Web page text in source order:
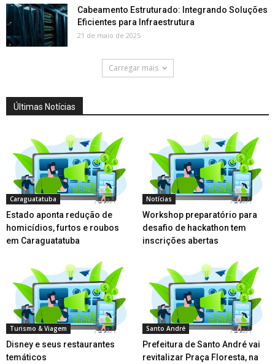
Cabeamento Estruturado: Integrando Soluções
Eficientes para Infraestrutura
21 de maio de 2025
Carregar mais
Últimas Notícias
Caraguatatuba
Estado aponta redução de
homicídios, furtos e roubos
em Caraguatatuba
Notícias
Workshop preparatório para
desafio de hackathon tem
inscrições abertas
Turismo & Viagem
Disney e seus restaurantes
temáticos
Santo André
Prefeitura de Santo André vai
revitalizar Praça Floresta, na